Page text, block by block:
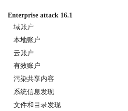
Enterprise attack 16.1
默认帐户
域账户
本地账户
云账户
有效账户
污染共享内容
系统信息发现
文件和目录发现